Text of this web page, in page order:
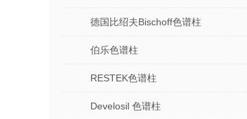
德国比绍夫Bischoff色谱柱
伯乐色谱柱
RESTEK色谱柱
Develosil 色谱柱